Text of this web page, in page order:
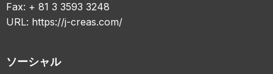
Fax: + 81 3 3593 3248
URL: https://j-creas.com/
ソーシャル